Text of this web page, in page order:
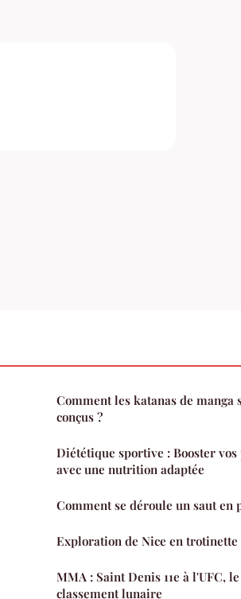
Comment les katanas de manga
conçus ?
Diététique sportive : Booster
avec une nutrition adaptée
Comment se déroule un saut en
Exploration de Nice en
MMA : Saint Denis 11e à l'UFC,
classement lunaire